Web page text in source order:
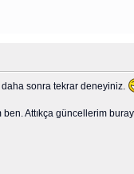
sonra tekrar deneyiniz.
Attıkça güncellerim